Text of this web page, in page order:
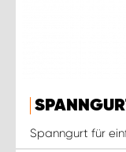
Spanngurt für